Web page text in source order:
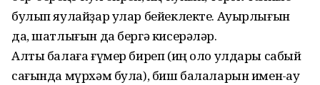
булып яулайҙар улар бейеклекте. Ауырлығын
да, шатлығын да бергә кисерәләр.
Алты балаға ғүмер биреп (иң оло улдары сабый
сағында мүрхәм була), биш балаларын имен-һау